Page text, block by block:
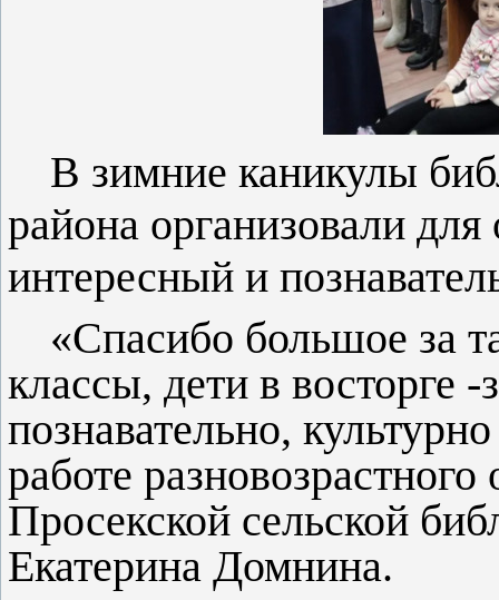
В зимние каникулы
района организовали
интересный и
«Спасибо большое за
классы, дети в восторге
познавательно,
работе
Просекской сельской
Екатерина Домнина.